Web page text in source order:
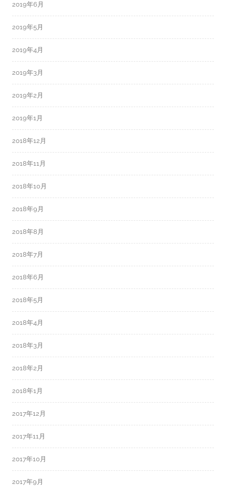
2019年6月
2019年5月
2019年4月
2019年3月
2019年2月
2019年1月
2018年12月
2018年11月
2018年10月
2018年9月
2018年8月
2018年7月
2018年6月
2018年5月
2018年4月
2018年3月
2018年2月
2018年1月
2017年12月
2017年11月
2017年10月
2017年9月